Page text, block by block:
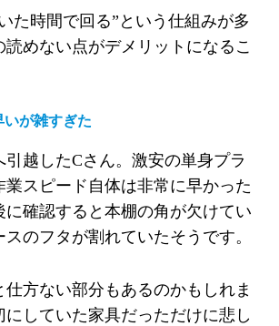
た時間で回る”という仕組みが多
読めない点がデメリットになるこ
いが雑すぎた
越したCさん。激安の単身プラ
業スピード自体は非常に早かった
に確認すると本棚の角が欠けてい
のフタが割れていたそうです。
方ない部分もあるのかもしれま
していた家具だっただけに悲し